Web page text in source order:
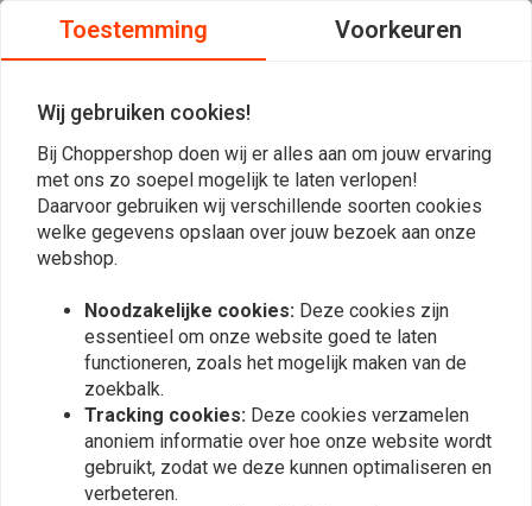
Harley Davidson V-Rod **
€159,95
Harley Davidson XLH 883
Fork Springs Set voor
Harley Davidson FLHR
Road King 1992>
€159,95
Fork Springs Set voor
Harley Davidson XLH 1200
Sportster 1988-94
€159,95
Toestemming Voorkeuren
Wij gebruiken cookies!
Bij Choppershop doen wij er alles aan om jouw ervaring
met ons zo soepel mogelijk te laten verlopen!
Daarvoor gebruiken wij verschillende soorten cookies
welke gegevens opslaan over jouw bezoek aan onze
webshop.
Noodzakelijke cookies: Deze cookies zijn
essentieel om onze website goed te laten
functioneren, zoals het mogelijk maken van de
zoekbalk.
Tracking cookies: Deze cookies verzamelen
anoniem informatie over hoe onze website wordt
gebruikt, zodat we deze kunnen optimaliseren en
verbeteren.